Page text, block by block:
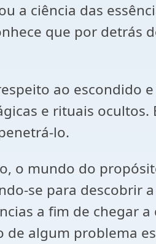
a ciência das
que por detrás
ao escondido
e rituais ocultos.
lo.
o mundo do
se para descobrir
a fim de chegar
algum problema